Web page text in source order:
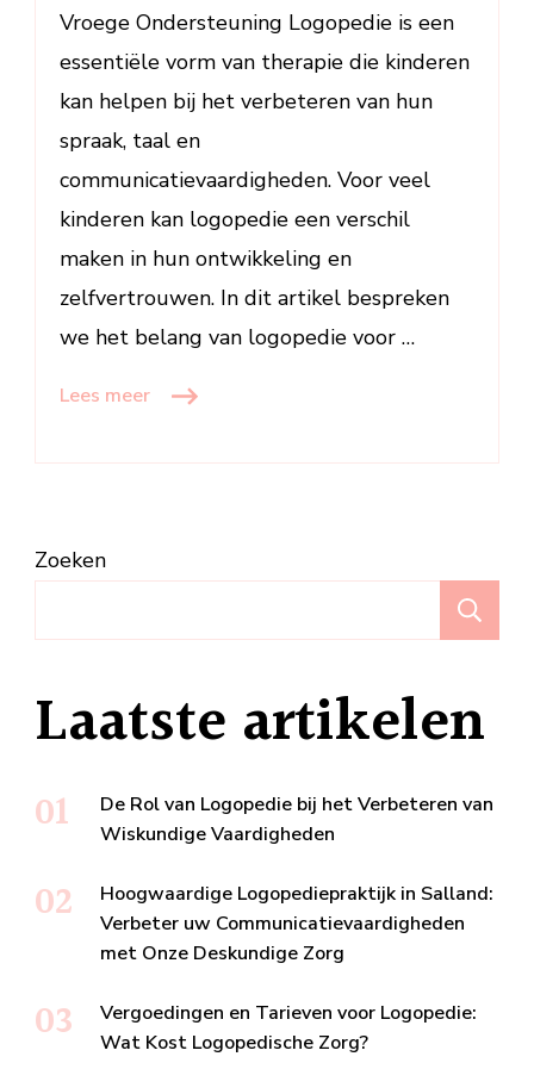
Vroege Ondersteuning Logopedie is een
essentiële vorm van therapie die kinderen
kan helpen bij het verbeteren van hun
spraak, taal en
communicatievaardigheden. Voor veel
kinderen kan logopedie een verschil
maken in hun ontwikkeling en
zelfvertrouwen. In dit artikel bespreken
we het belang van logopedie voor …
Lees meer
Zoeken
Laatste artikelen
De Rol van Logopedie bij het Verbeteren van
Wiskundige Vaardigheden
Hoogwaardige Logopediepraktijk in Salland:
Verbeter uw Communicatievaardigheden
met Onze Deskundige Zorg
Vergoedingen en Tarieven voor Logopedie:
Wat Kost Logopedische Zorg?